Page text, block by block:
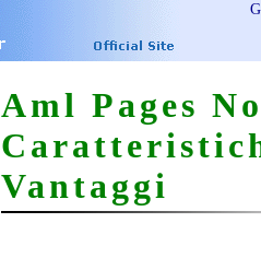
Aml Pages
Vantaggi